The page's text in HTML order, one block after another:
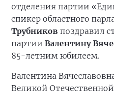
отделения партии
спикер областного
Трубников поздравил
партии Валентину
85-летним юбилеем.
Валентина
Великой